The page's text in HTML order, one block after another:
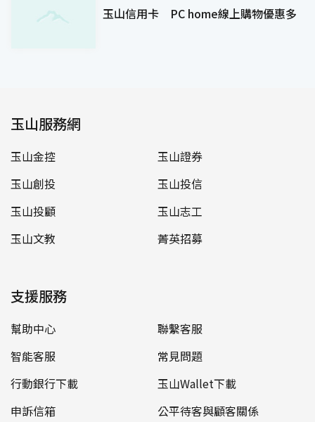
玉山信用卡 PC home線上購物優惠多
玉山服務網
玉山金控
玉山證券
玉山創投
玉山投信
玉山投顧
玉山志工
玉山文教
菁英招募
支援服務
幫助中心
聯繫客服
智能客服
常見問題
行動銀行下載
玉山Wallet下載
申訴信箱
公平待客與顧客關係